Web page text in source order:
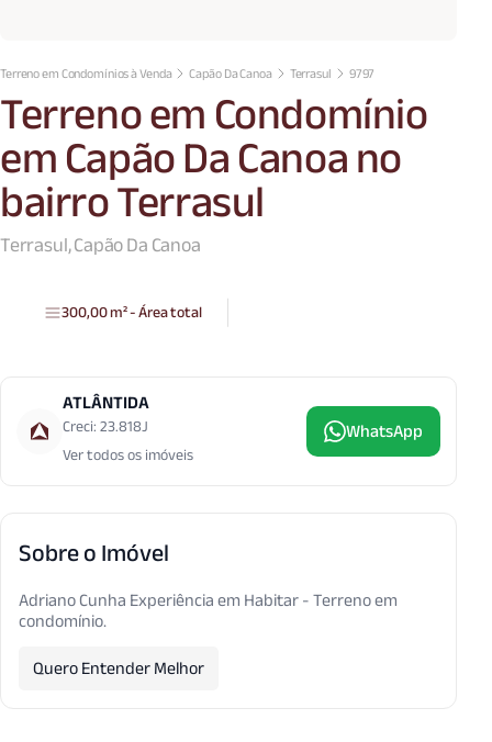
Terreno em Condomínios à Venda Capão Da Canoa Terrasul 9797
Terreno em Condomínio
em Capão Da Canoa no
bairro Terrasul
Terrasul, Capão Da Canoa
300,00 m² - Área total
ATLÂNTIDA
Creci: 23.818J
Ver todos os imóveis
WhatsApp
Sobre o Imóvel
Adriano Cunha Experiência em Habitar - Terreno em
condomínio.
Quero Entender Melhor